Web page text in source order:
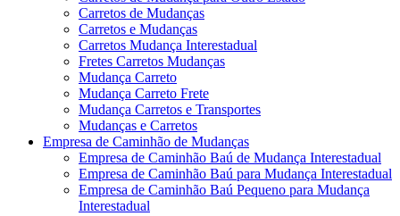
Carretos de Mudanças
Carretos e Mudanças
Carretos Mudança Interestadual
Fretes Carretos Mudanças
Mudança Carreto
Mudança Carreto Frete
Mudança Carretos e Transportes
Mudanças e Carretos
Empresa de Caminhão de Mudanças
Empresa de Caminhão Baú de Mudança Interestadual
Empresa de Caminhão Baú para Mudança Interestadual
Empresa de Caminhão Baú Pequeno para Mudança
Interestadual